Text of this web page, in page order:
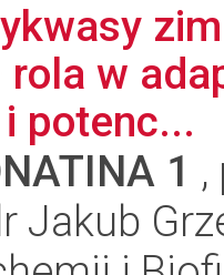
w
potenc...
1
Jakub